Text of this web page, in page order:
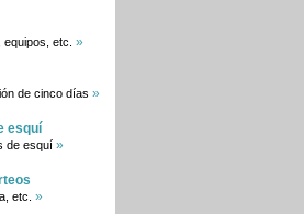
etc. »
de cinco días »
esquí
de esquí »
etc. »